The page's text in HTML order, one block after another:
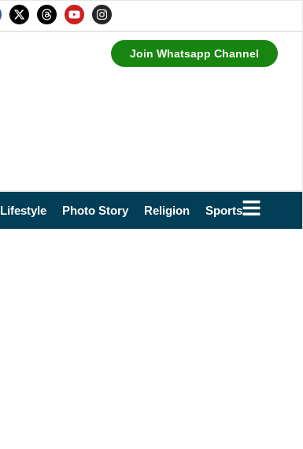
Join Whatsapp Channel
Lifestyle Photo Story Religion Sports